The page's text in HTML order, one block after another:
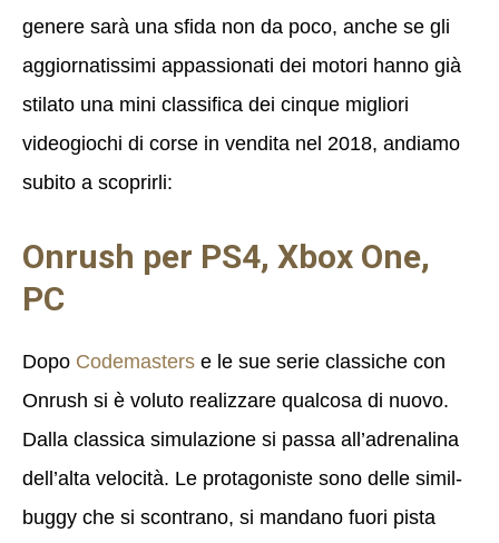
genere sarà una sfida non da poco, anche se gli
aggiornatissimi appassionati dei motori hanno già
stilato una mini classifica dei cinque migliori
videogiochi di corse in vendita nel 2018, andiamo
subito a scoprirli:
Onrush per PS4, Xbox One,
PC
Dopo Codemasters e le sue serie classiche con
Onrush si è voluto realizzare qualcosa di nuovo.
Dalla classica simulazione si passa all’adrenalina
dell’alta velocità. Le protagoniste sono delle simil-
buggy che si scontrano, si mandano fuori pista